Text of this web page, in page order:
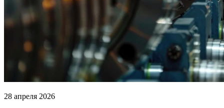
28 апреля 2026